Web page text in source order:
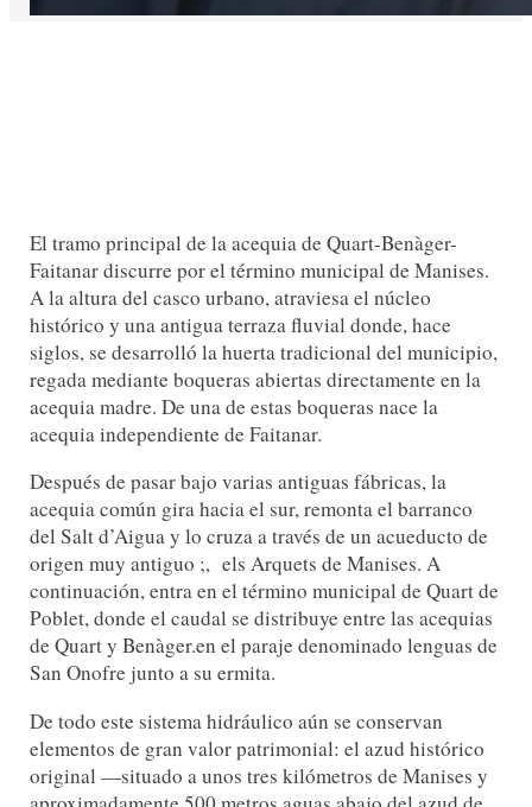
El tramo principal de la acequia de Quart-Benàger-
Faitanar discurre por el término municipal de Manises.
A la altura del casco urbano, atraviesa el núcleo
histórico y una antigua terraza fluvial donde, hace
siglos, se desarrolló la huerta tradicional del municipio,
regada mediante boqueras abiertas directamente en la
acequia madre. De una de estas boqueras nace la
acequia independiente de Faitanar.
Después de pasar bajo varias antiguas fábricas, la
acequia común gira hacia el sur, remonta el barranco
del Salt d’Aigua y lo cruza a través de un acueducto de
origen muy antiguo ;, els Arquets de Manises. A
continuación, entra en el término municipal de Quart de
Poblet, donde el caudal se distribuye entre las acequias
de Quart y Benàger.en el paraje denominado lenguas de
San Onofre junto a su ermita.
De todo este sistema hidráulico aún se conservan
elementos de gran valor patrimonial: el azud histórico
original —situado a unos tres kilómetros de Manises y